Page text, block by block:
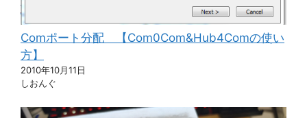
Comポート分配 【Com0Com&Hub4Comの使い
方】
2010年10月11日
しおんぐ